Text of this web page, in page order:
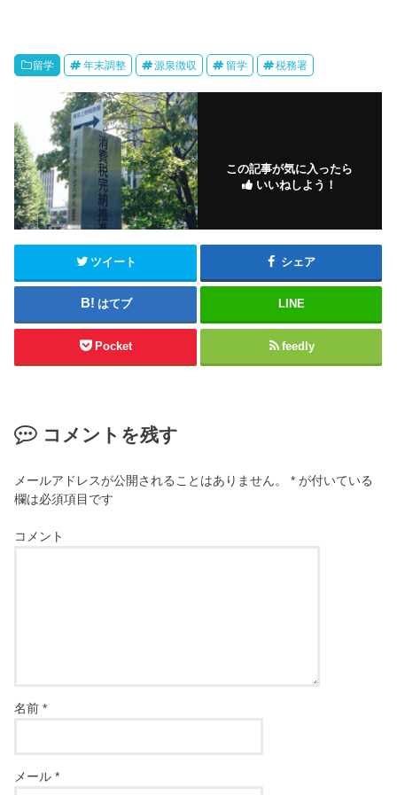
留学 年末調整 源泉徴収 留学 税務署
この記事が気に入ったら
いいねしよう！
ツイート シェア
はてブ LINE
Pocket feedly
コメントを残す
メールアドレスが公開されることはありません。 * が付いている
欄は必須項目です
コメント
名前*
メール*